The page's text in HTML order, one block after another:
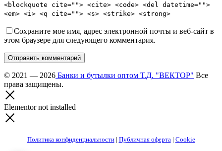
<blockquote cite=""> <cite> <code> <del datetime="">
<em> <i> <q cite=""> <s> <strike> <strong>
Сохраните мое имя, адрес электронной почты и веб-сайт в
этом браузере для следующего комментария.
Отправить комментарий
© 2021 — 2026 Банки и бутылки оптом Т.Д. "ВЕКТОР" Все
права защищены.
Elementor not installed
Политика конфиденциальности| Публичная оферта | Cookie